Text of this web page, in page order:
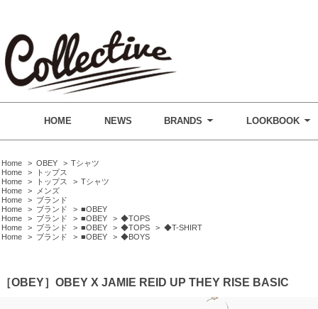
HOME NEWS BRANDS LOOKBOOK
Home > OBEY > Tシャツ
Home
>
トップス
Home
> トップス > Tシャツ
Home
>
メンズ
Home
> ブランド
Home
> ブランド > ■OBEY
Home
> ブランド > ■OBEY > ◆TOPS
Home
> ブランド > ■OBEY > ◆TOPS > ◆T-SHIRT
Home
> ブランド > ■OBEY > ◆BOYS
［OBEY］OBEY X JAMIE REID UP THEY RISE BASIC